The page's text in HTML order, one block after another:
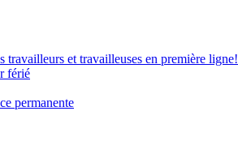
travailleurs et travailleuses en première ligne!
férié
permanente